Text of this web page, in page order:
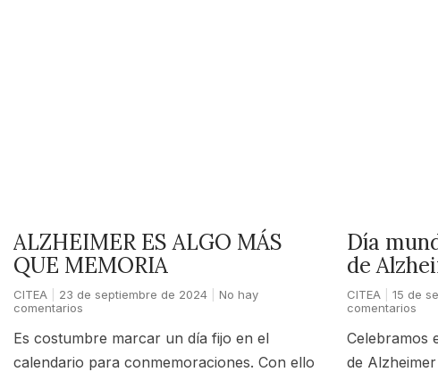
ALZHEIMER ES ALGO MÁS
QUE MEMORIA
CITEA 23 de septiembre de 2024
No hay
comentarios
Es costumbre marcar un día fijo en el
calendario para conmemoraciones. Con ello
Día
de
CITEA 15 de
comentarios
Celebramos
de